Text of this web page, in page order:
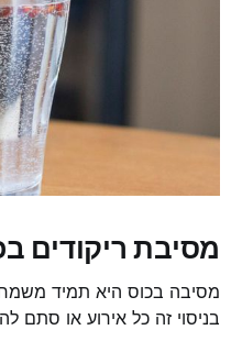
מסיבת ריקודים
מסיבה בכוס היא תמיד
בניסוי זה כל אירוע או